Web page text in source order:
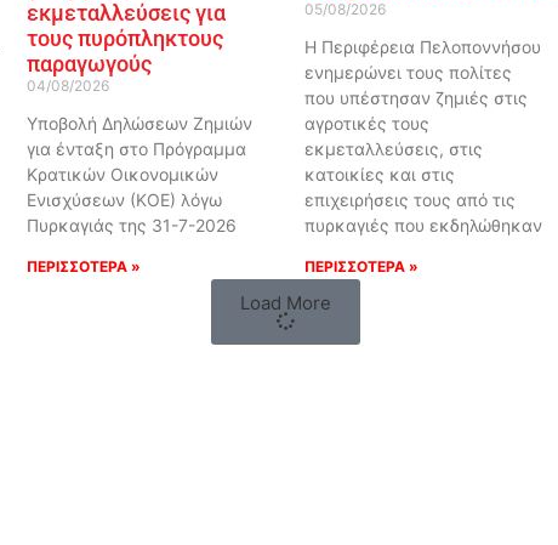
εκμεταλλεύσεις για
τους πυρόπληκτους
παραγωγούς
04/08/2026
Υποβολή Δηλώσεων Ζημιών
για ένταξη στο Πρόγραμμα
Κρατικών Οικονομικών
Ενισχύσεων (ΚΟΕ) λόγω
Πυρκαγιάς της 31-7-2026
ΠΕΡΙΣΣΟΤΕΡΑ »
05/08/2026
Η Περιφέρεια Πελοποννήσου
ενημερώνει τους πολίτες
που υπέστησαν ζημιές στις
αγροτικές τους
εκμεταλλεύσεις, στις
κατοικίες και στις
επιχειρήσεις τους από τις
πυρκαγιές που εκδηλώθηκαν
ΠΕΡΙΣΣΟΤΕΡΑ »
Load More